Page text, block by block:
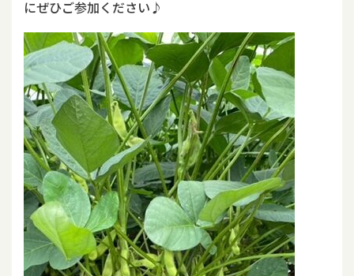
にぜひご参加ください♪